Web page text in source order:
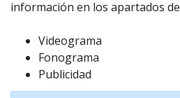
información en los apartados de
Videograma
Fonograma
Publicidad